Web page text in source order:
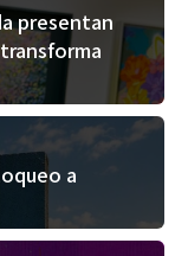
presentan
a